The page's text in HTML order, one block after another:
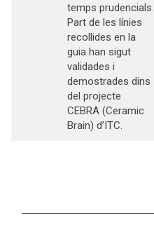
temps prudencials.
Part de les línies
recollides en la
guia han sigut
validades i
demostrades dins
del projecte
CEBRA (Ceramic
Brain) d’ITC.